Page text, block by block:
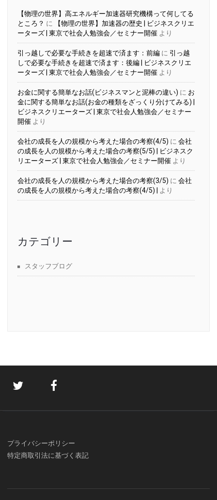
【物理の世界】高エネルギー加速器研究機構って何してる
ところ？ に
【物理の世界】加速器の歴史 | ビジネスクリエ
ーターズ | 東京で社会人勉強会／セミナー開催 より
引っ越しで必要な手続きを超速で済ます：前編 に 引っ越
しで必要な手続きを超速で済ます：後編 | ビジネスクリエ
ーターズ | 東京で社会人勉強会／セミナー開催 より
お金に関する簡単なお話(ビジネスマンと泥棒の違い) に お
金に関する簡単なお話(お金の種類をざっくり分けてみる) |
ビジネスクリエーターズ | 東京で社会人勉強会／セミナー
開催 より
会社の成長を人の規模から考えた場合の考察(4/5) に 会社
の成長を人の規模から考えた場合の考察(5/5) | ビジネスク
リエーターズ | 東京で社会人勉強会／セミナー開催 より
会社の成長を人の規模から考えた場合の考察(3/5) に 会社
の成長を人の規模から考えた場合の考察(4/5) |
より
カテゴリー
スタッフブログ
プライバシーポリシー
特定商取引法に基づく表記